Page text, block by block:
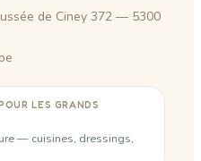
de Ciney 372 — 5300
LES GRANDS
— cuisines, dressings,